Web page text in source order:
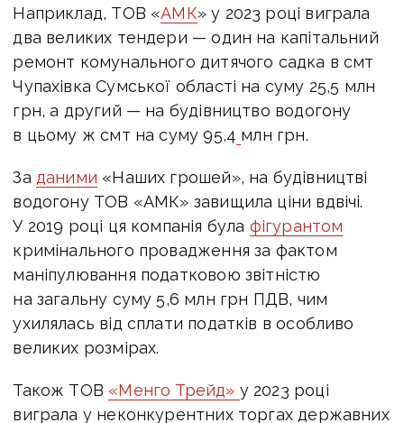
Наприклад, ТОВ «АМК» у 2023 році виграла
два великих тендери — один на капітальний
ремонт комунального дитячого садка в смт
Чупахівка Сумської області на суму 25,5 млн
грн, а другий — на будівництво водогону
в цьому ж смт на суму 95,4 млн грн.
За даними «Наших грошей», на будівництві
водогону ТОВ «АМК» завищила ціни вдвічі.
У 2019 році ця компанія була фігурантом
кримінального провадження за фактом
маніпулювання податковою звітністю
на загальну суму 5,6 млн грн ПДВ, чим
ухилялась від сплати податків в особливо
великих розмірах.
Також ТОВ «Менго Трейд» у 2023 році
виграла у неконкурентних торгах державних